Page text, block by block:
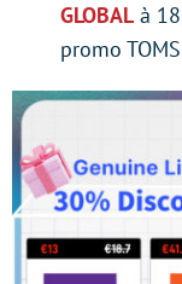
GLOBAL à
promo